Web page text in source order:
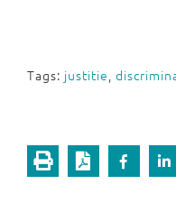
Tags: justitie,